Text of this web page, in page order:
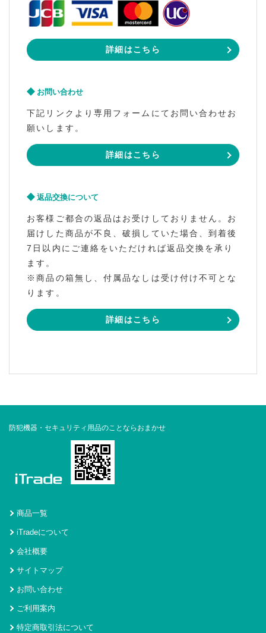
詳細はこちら
お問い合わせ
下記リンクより専用フォームにてお問い合わせお
願いします。
詳細はこちら
返品交換について
お客様ご都合の返品はお受けしておりません。お
届けした商品が不良、破損していた場合、到着後
7日以内にご連絡をいただければ返品交換を承り
ます。
※商品の箱無し、付属品なしは受け付け不可とな
ります。
詳細はこちら
防犯機器・セキュリティ用品のことならおまかせ
商品一覧
iTradeについて
会社概要
サイトマップ
お問い合わせ
ご利用案内
特定商取引法について